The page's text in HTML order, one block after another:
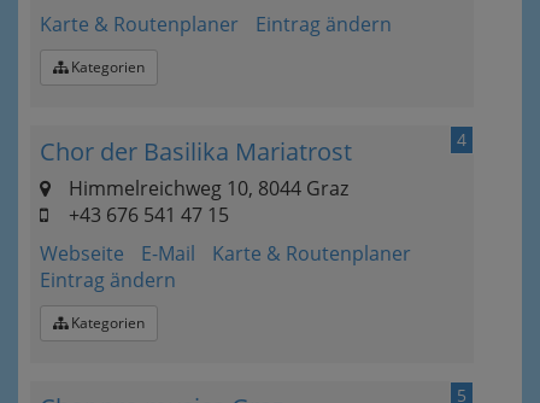
Karte & Routenplaner
Eintrag ändern
Kategorien
4
Chor der Basilika Mariatrost
Himmelreichweg 10, 8044 Graz
+43 676 541 47 15
Webseite
E-Mail
Karte & Routenplaner
Eintrag ändern
Kategorien
5